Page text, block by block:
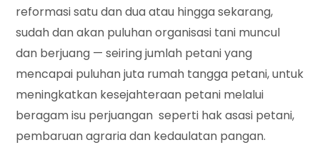
reformasi satu dan dua atau hingga sekarang,
sudah dan akan puluhan organisasi tani muncul
dan berjuang — seiring jumlah petani yang
mencapai puluhan juta rumah tangga petani, untuk
meningkatkan kesejahteraan petani melalui
beragam isu perjuangan seperti hak asasi petani,
pembaruan agraria dan kedaulatan pangan.